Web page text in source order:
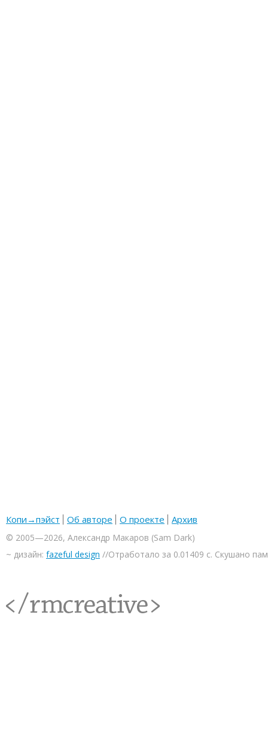
Копи→пэйст Об авторе О проекте Архив
© 2005—2026, Александр Макаров (Sam Dark)
~ дизайн: fazeful design //Отработало за 0.01409 с. Скушано
<rmcreative/>